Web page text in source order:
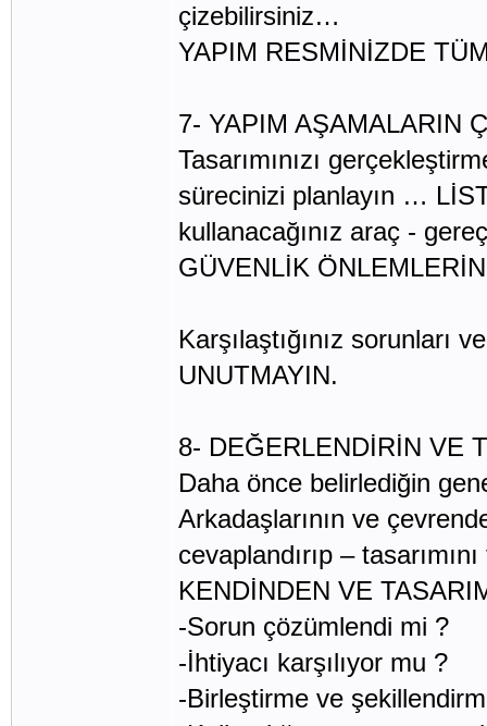
çizebilirsiniz…
YAPIM RESMİNİZDE
7- YAPIM AŞAMALARIN
Tasarımınızı
sürecinizi planlayın …
kullanacağınız araç -
GÜVENLİK
Karşılaştığınız sorunları
UNUTMAYIN.
8- DEĞERLENDİRİN VE
Daha önce belirlediğin
Arkadaşlarının ve
cevaplandırıp –
KENDİNDEN VE
-Sorun çözümlendi mi ?
-İhtiyacı karşılıyor mu ?
-Birleştirme ve